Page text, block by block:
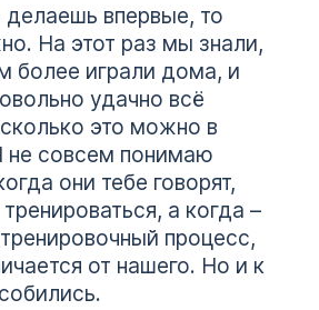
делаешь впервые, то
На этот раз мы знали,
более играли дома, и
удачно всё
это можно в
не совсем понимаю
они тебе говорят,
а когда –
процесс,
от нашего. Но и к